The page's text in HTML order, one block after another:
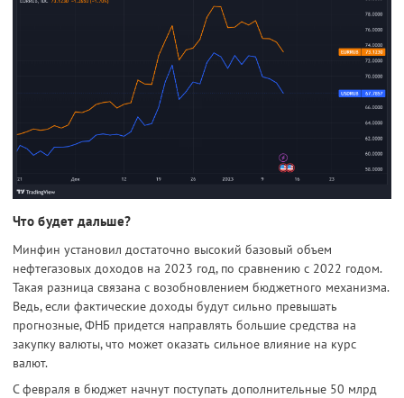
Что будет дальше?
Минфин установил достаточно высокий базовый объем
нефтегазовых доходов на 2023 год, по сравнению с 2022 годом.
Такая разница связана с возобновлением бюджетного механизма.
Ведь, если фактические доходы будут сильно превышать
прогнозные, ФНБ придется направлять большие средства на
закупку валюты, что может оказать сильное влияние на курс
валют.
С февраля в бюджет начнут поступать дополнительные 50 млрд